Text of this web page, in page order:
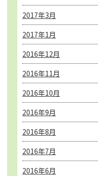
2017年3月
2017年1月
2016年12月
2016年11月
2016年10月
2016年9月
2016年8月
2016年7月
2016年6月